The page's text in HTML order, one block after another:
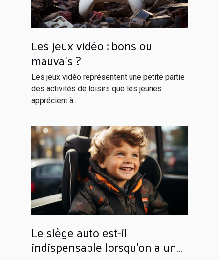
Les jeux vidéo : bons ou
mauvais ?
Les jeux vidéo représentent une petite partie
des activités de loisirs que les jeunes
apprécient à...
Le siège auto est-il
indispensable lorsqu’on a un